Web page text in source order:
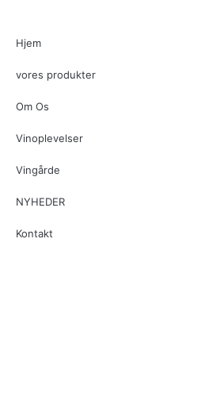
Hjem
vores produkter
Om Os
Vinoplevelser
Vingårde
NYHEDER
Kontakt